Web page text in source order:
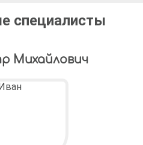
специалисты
Михайлович